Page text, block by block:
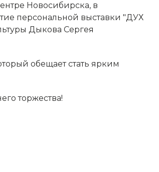
Новосибирска, в
персональной выставки "ДУХ
Дыкова Сергея
обещает стать ярким
торжества!